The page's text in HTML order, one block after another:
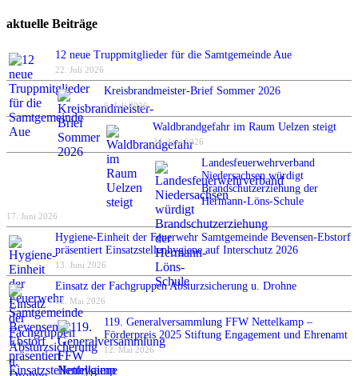
aktuelle Beiträge
12 neue Truppmitglieder für die Samtgemeinde Aue
22. Juli 2026
Kreisbrandmeister-Brief Sommer 2026
6. Juli 2026
Waldbrandgefahr im Raum Uelzen steigt
24. Juni 2026
Landesfeuerwehrverband
Niedersachsen würdigt
Brandschutzerziehung der
Hermann-Löns-Schule
17. Juni 2026
Hygiene-Einheit der Feuerwehr Samtgemeinde Bevensen-Ebstorf
präsentiert Einsatzstellenhygiene auf Interschutz 2026
13. Juni 2026
Einsatz der Fachgruppen Absturzsicherung u. Drohne
12. Mai 2026
119. Generalversammlung FFW Nettelkamp –
Förderpreis 2025 Stiftung Engagement und Ehrenamt
12. Mai 2026